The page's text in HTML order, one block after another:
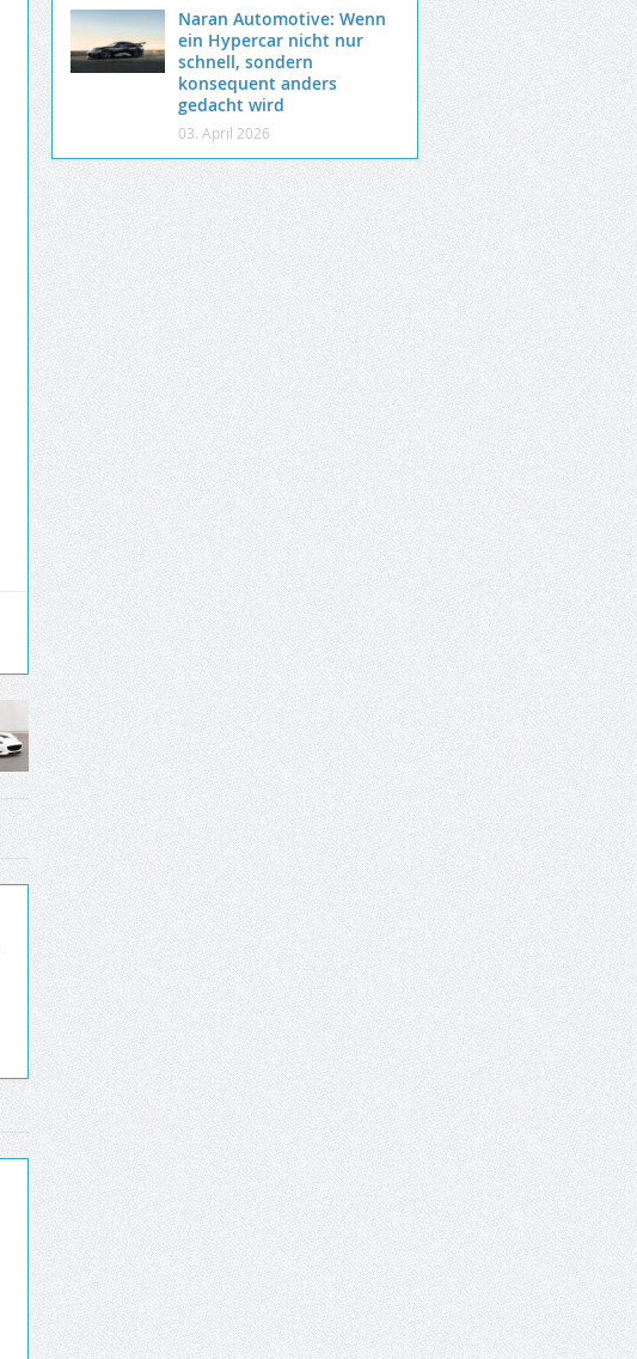
Naran Automotive: Wenn
ein Hypercar nicht nur
schnell, sondern
konsequent anders
gedacht wird
03. April 2026